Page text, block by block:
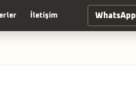
İletişim WhatsApp